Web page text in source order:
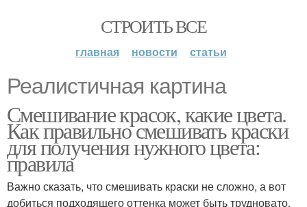
СТРОИТЬ ВСЕ
главная новости статьи
Реалистичная картина
Смешивание красок, какие цвета.
Как правильно смешивать краски
для получения нужного цвета:
правила
Важно сказать, что смешивать краски не сложно, а вот
добиться подходящего оттенка может быть трудновато.